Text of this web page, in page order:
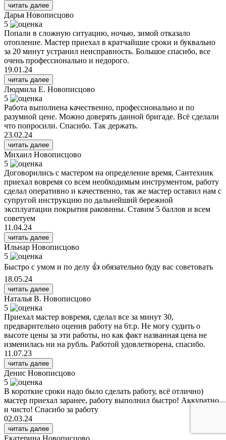
читать далее
Дарья Новописцово
5
Попали в сложную ситуацию, ночью, зимой отказало
отопление. Мастер приехал в кратчайшие сроки и буквально
за 20 минут устранил неисправность. Большое спасибо, все
очень профессионально и недорого.
19.01.24
читать далее
Людмила Е. Новописцово
5
Работа выполнена качественно, профессионально и по
разумной цене. Можно доверять данной бригаде. Всё сделали
что попросили. Спасибо. Так держать.
23.02.24
читать далее
Михаил Новописцово
5
Договорились с мастером на определение время, Сантехник
приехал вовремя со всем необходимым инструментом, работу
сделал оперативно и качественно, так же мастер оставил нам с
супругой инструкцию по дальнейший бережной
эксплуатации покрытия раковины. Ставим 5 баллов и всем
советуем
11.04.24
читать далее
Ильнар Новописцово
5
Быстро с умом и по делу 👍 обязательно буду вас советовать
18.05.24
читать далее
Наталья В. Новописцово
5
Приехал мастер вовремя, сделал все за минут 30,
предварительно оценив работу на 6т.р. Не могу судить о
высоте цены за эти работы, но как факт названная цена не
изменилась ни на рубль. Работой удовлетворена, спасибо.
11.07.23
читать далее
Денис Новописцово
5
В короткие сроки надо было сделать работу, всё отлично)
мастер приехал заранее, работу выполнил быстро! Аккуратно
и чисто! Спасибо за работу
02.03.24
читать далее
Екатерина Новописцово